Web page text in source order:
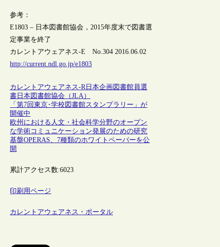
参考：
E1803 – 日本図書館協会，2015年度末で図書選
定事業を終了
カレントアウェアネス-E No.304 2016.06.02
http://current.ndl.go.jp/e1803
カレントアウェアネス-R 日本企画図書館員選
書日本図書館協会（JLA）
「第7回東京･学校図書館スタンプラリー」が
開催中
欧州における人文・社会科学分野のオープン
な学術コミュニケーション発展のための研究
基盤OPERAS、7種類のホワイトペーパーを公
開
累計アクセス数:6023
印刷用ページ
カレントアウェアネス・ポータル